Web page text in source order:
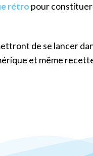
rétro pour
de se lancer
et même